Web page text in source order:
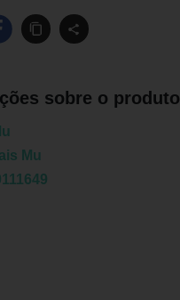
sobre o produto
Mu